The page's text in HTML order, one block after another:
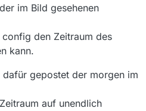
EventQueue-0"
parseInt
MediathekView
incubator modules:
main INFO
main INFO
main INFO
im Bild gesehenen
den Zeitraum des
kann.
gepostet der morgen im
auf unendlich